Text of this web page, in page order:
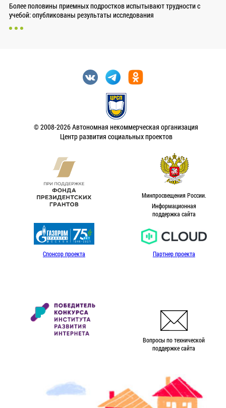
Более половины приемных подростков испытывают трудности с
учебой: опубликованы результаты исследования
© 2008-2026 Автономная некоммерческая организация
Центр развития социальных проектов
Минпросвещения России.
Информационная
поддержка сайта
Спонсор проекта Партнер проекта
Вопросы по технической
поддержке сайта